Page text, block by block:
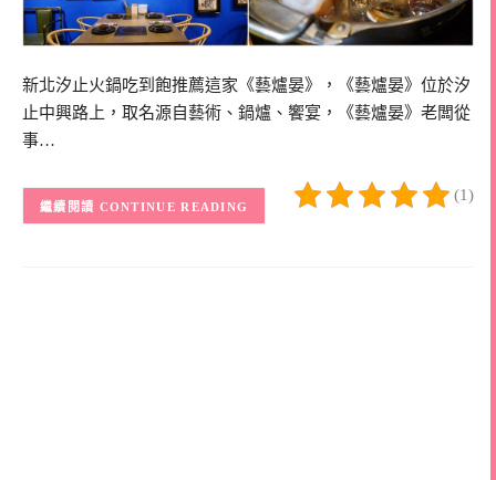
新北汐止火鍋吃到飽推薦這家《藝爐晏》，《藝爐晏》位於汐
止中興路上，取名源自藝術、鍋爐、饗宴，《藝爐晏》老闆從
事…
(1)
CONTINUE READING